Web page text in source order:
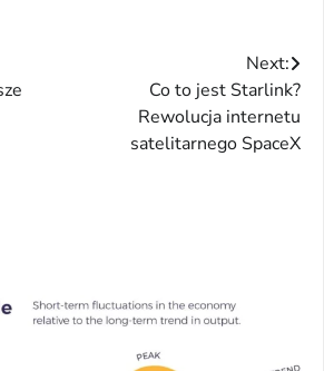
Next:
Co to jest Starlink?
Rewolucja internetu
satelitarnego SpaceX